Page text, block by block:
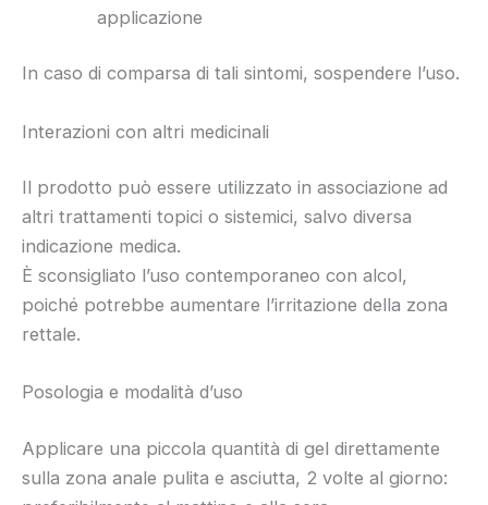
applicazione
In caso di comparsa di tali sintomi, sospendere l’uso.
Interazioni con altri medicinali
Il prodotto può essere utilizzato in associazione ad
altri trattamenti topici o sistemici, salvo diversa
indicazione medica.
È sconsigliato l’uso contemporaneo con alcol,
poiché potrebbe aumentare l’irritazione della zona
rettale.
Posologia e modalità d’uso
Applicare una piccola quantità di gel direttamente
sulla zona anale pulita e asciutta, 2 volte al giorno: